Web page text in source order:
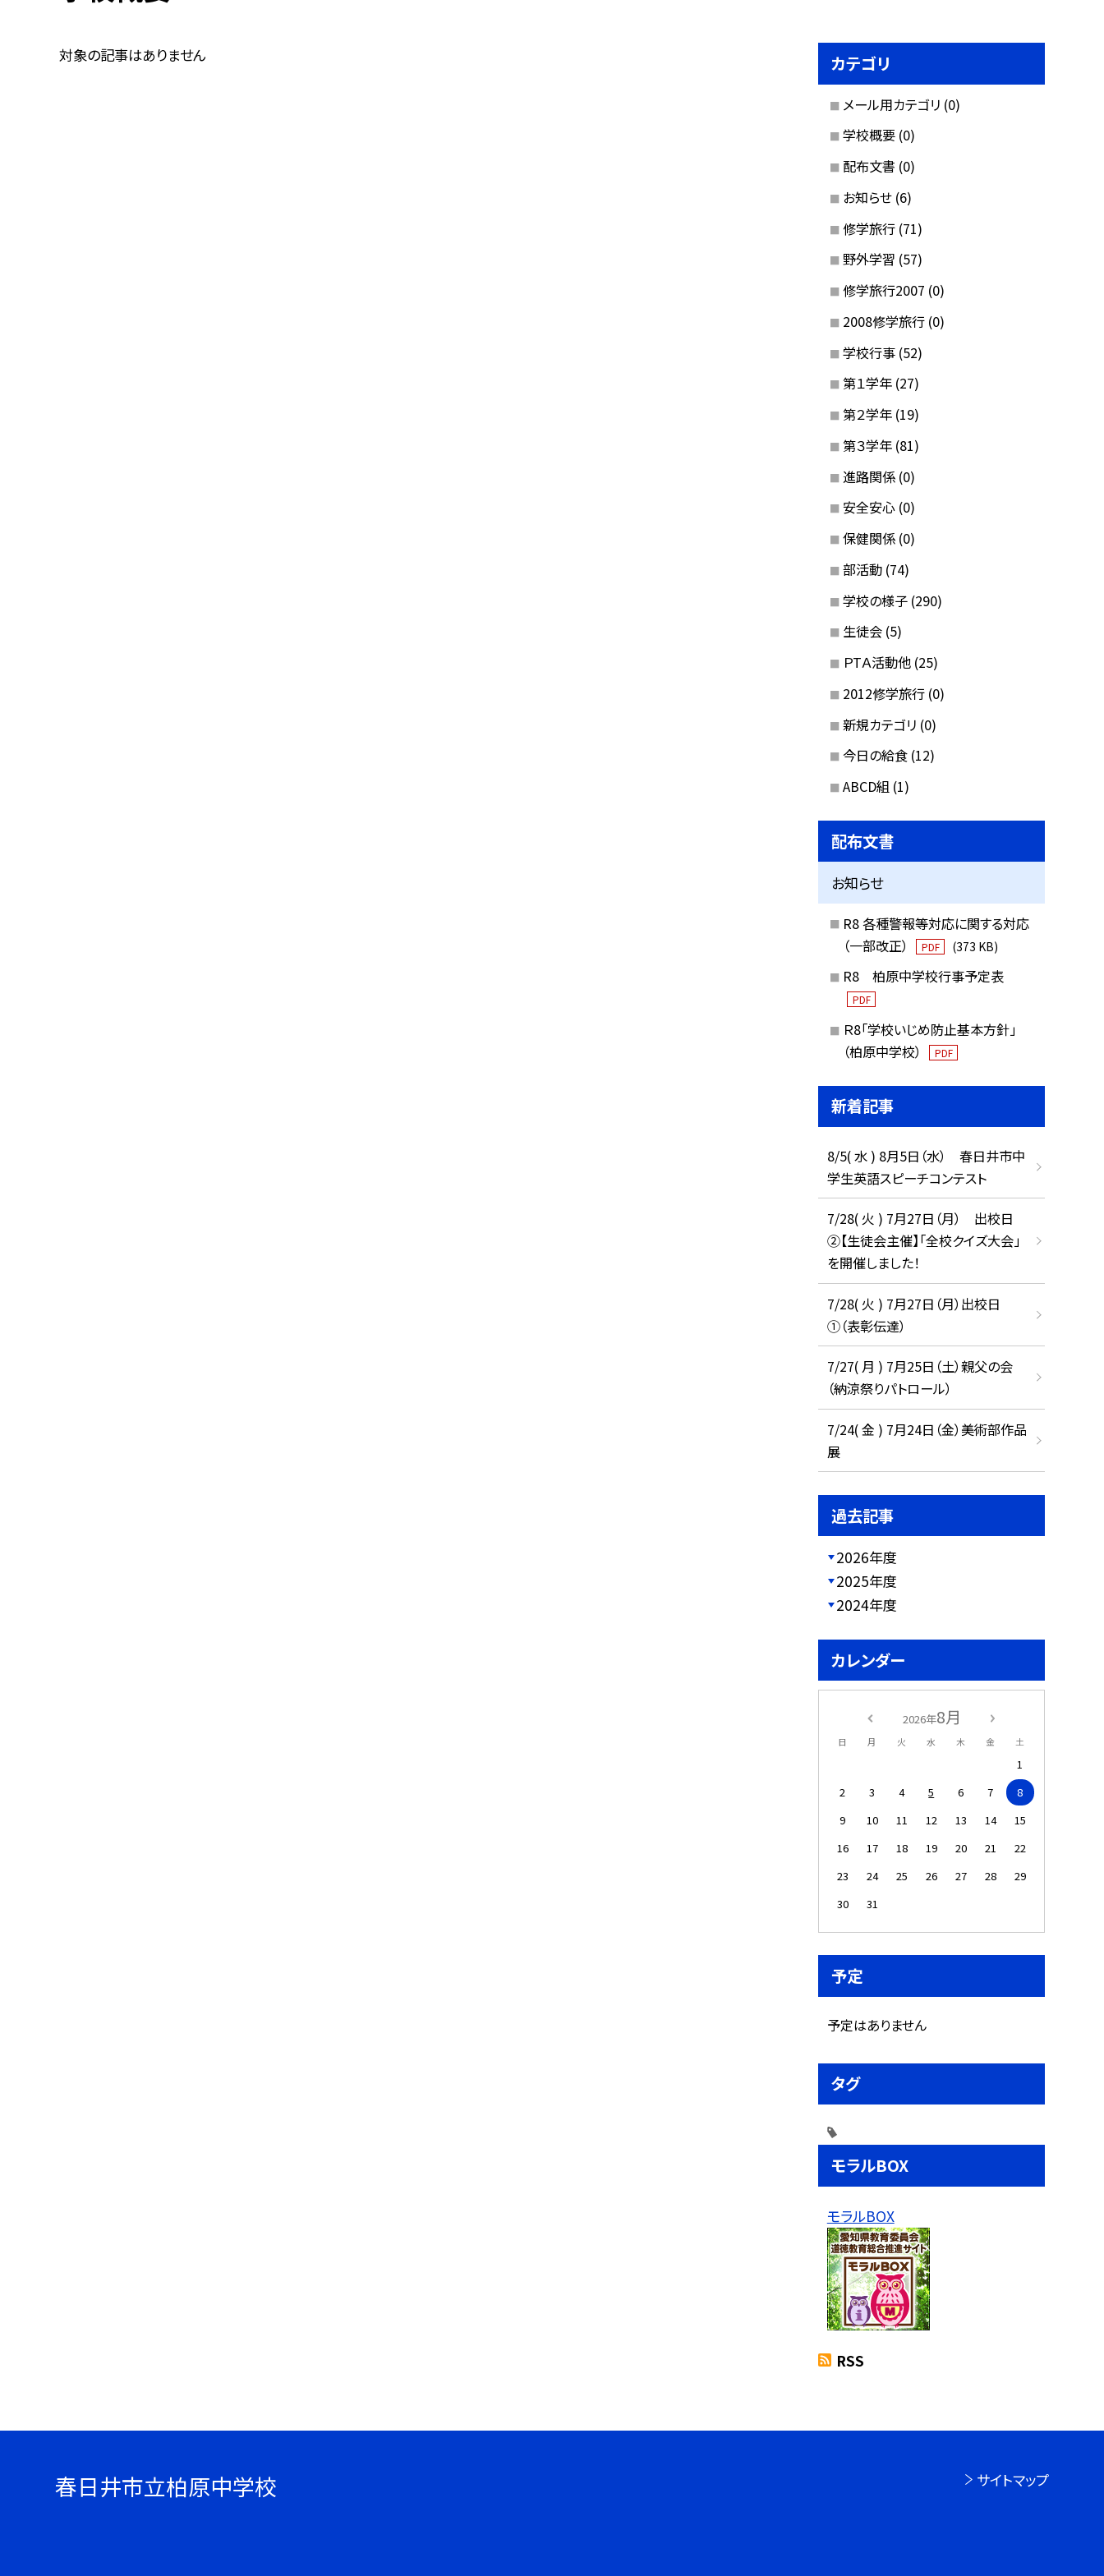
対象の記事はありません カテゴリ
メール用カテゴリ (0)
学校概要 (0)
配布文書 (0)
お知らせ (6)
修学旅行 (71)
野外学習 (57)
修学旅行2007 (0)
2008修学旅行 (0)
学校行事 (52)
第１学年 (27)
第２学年 (19)
第３学年 (81)
進路関係 (0)
安全安心 (0)
保健関係 (0)
部活動 (74)
学校の様子 (290)
生徒会 (5)
ＰTＡ活動他 (25)
2012修学旅行 (0)
新規カテゴリ (0)
今日の給食 (12)
ABCD組 (1)
配布文書
お知らせ
R8 各種警報等対応に関する対応
（一部改正）
PDF (373 KB)
R8 柏原中学校行事予定表
PDF
Ｒ8「学校いじめ防止基本方針」
（柏原中学校）
PDF
新着記事
8/5( 水 ) 8月5日（水） 春日井市中
学生英語スピーチコンテスト
7/28( 火 ) 7月27日（月） 出校日
②【生徒会主催】「全校クイズ大会」
を開催しました！
7/28( 火 ) 7月27日（月）出校日
①（表彰伝達）
7/27( 月 ) 7月25日（土）親父の会
（納涼祭りパトロール）
7/24( 金 ) 7月24日（金）美術部作品
展
過去記事
2026年度
2025年度
2024年度
カレンダー
2026年8月
日 月 火 水 木 金 土
1
2
3 4 5 6 7
8
9
10 11 12 13 14
15
16
17 18 19 20 21
22
23
24 25 26 27 28
29
30
31
予定
予定はありません
タグ
モラルBOX
モラルBOX
RSS
春日井市立柏原中学校 サイトマップ